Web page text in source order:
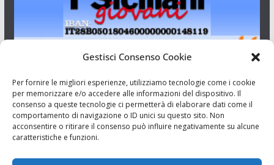
Gestisci Consenso Cookie
Per fornire le migliori esperienze, utilizziamo tecnologie come i cookie
per memorizzare e/o accedere alle informazioni del dispositivo. Il
consenso a queste tecnologie ci permetterà di elaborare dati come il
comportamento di navigazione o ID unici su questo sito. Non
acconsentire o ritirare il consenso può influire negativamente su alcune
caratteristiche e funzioni.
Aut. del tribunale di Catania n.23/2011 del 20/09/2011 Dir.
Resp. Riccardo Orioles.